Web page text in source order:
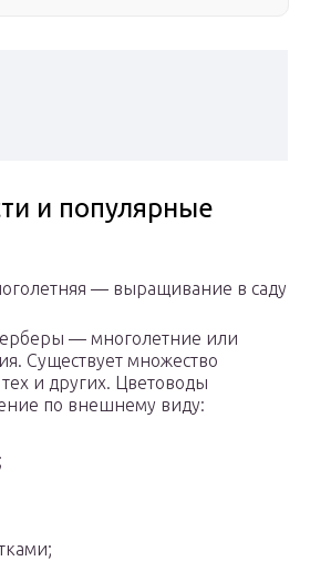
и популярные
— выращивание в саду
— многолетние или
Существует множество
и других. Цветоводы
по внешнему виду: